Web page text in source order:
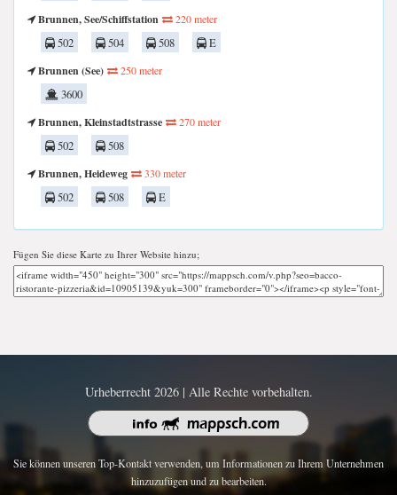
Brunnen, See/Schiffstation
220 meter
502 504 508
E
Brunnen (See)
250 meter
3600
Brunnen, Kleinstadtstrasse
270 meter
502
508
Brunnen, Heideweg
330 meter
502 508 E
Fügen Sie diese Karte zu Ihrer Website hinzu;
Urheberrecht 2026 | Alle Rechte vorbehalten.
Sie können unseren Top-Kontakt verwenden, um Informationen zu Ihrem Unternehmen
hinzuzufügen und zu bearbeiten.